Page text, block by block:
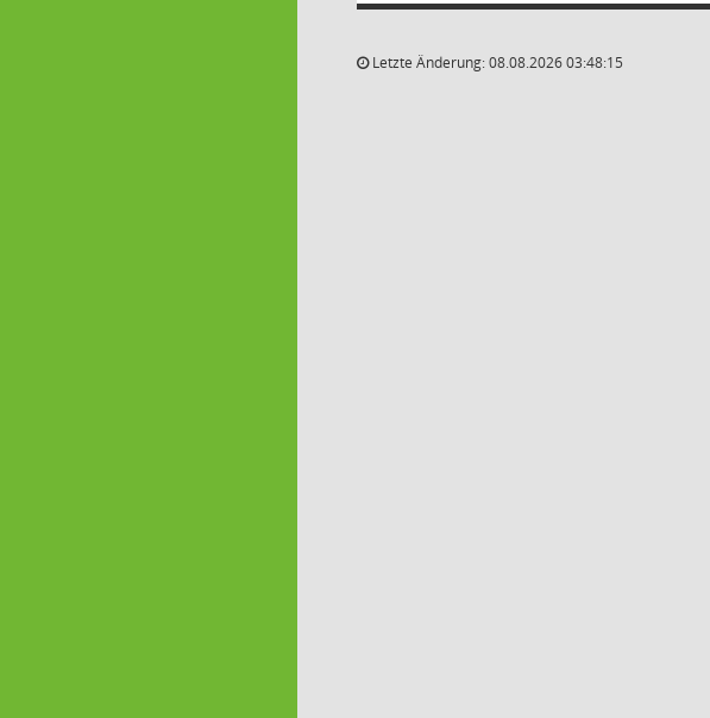
Letzte Änderung: 08.08.2026 03:48:15